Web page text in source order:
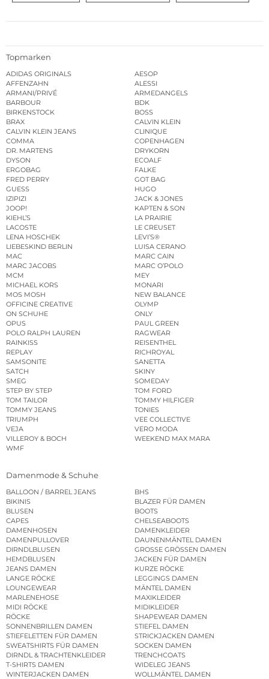
Topmarken
ADIDAS ORIGINALS
AESOP
AFFENZAHN
ALESSI
ARMANI/PRIVÉ
ARMEDANGELS
BARBOUR
BDK
BIRKENSTOCK
BOSS
BRAX
CALVIN KLEIN
CALVIN KLEIN JEANS
CLINIQUE
COMMA
COPENHAGEN
DR. MARTENS
DRYKORN
DYSON
ECOALF
ERGOBAG
FALKE
FRED PERRY
GOT BAG
GUESS
HUGO
IZIPIZI
JACK & JONES
JOOP!
KAPTEN & SON
KIEHL’S
LA PRAIRIE
LACOSTE
LE CREUSET
LENA HOSCHEK
LEVI’S®
LIEBESKIND BERLIN
LUISA CERANO
MAC
MARC CAIN
MARC JACOBS
MARC O’POLO
MCM
MEY
MICHAEL KORS
MONARI
MOS MOSH
NEW BALANCE
OFFICINE CREATIVE
OLYMP
ON SCHUHE
ONLY
OPUS
PAUL GREEN
POLO RALPH LAUREN
RAGWEAR
RAINKISS
REISENTHEL
REPLAY
RICHROYAL
SAMSONITE
SANETTA
SATCH
SKINY
SMEG
SOMEDAY
STEP BY STEP
TOM FORD
TOM TAILOR
TOMMY HILFIGER
TOMMY JEANS
TONIES
TRIUMPH
VEE COLLECTIVE
VEJA
VERO MODA
VILLEROY & BOCH
WEEKEND MAX MARA
WMF
Damenmode & Schuhe
BALLOON / BARREL JEANS
BHS
BIKINIS
BLAZER FÜR DAMEN
BLUSEN
BOOTS
CAPES
CHELSEABOOTS
DAMENHOSEN
DAMENKLEIDER
DAMENPULLOVER
DAUNENMÄNTEL DAMEN
DIRNDLBLUSEN
GROSSE GRÖSSEN DAMEN
HEMDBLUSEN
JACKEN FÜR DAMEN
JEANS DAMEN
KURZE RÖCKE
LANGE RÖCKE
LEGGINGS DAMEN
LOUNGEWEAR
MÄNTEL DAMEN
MARLENEHOSE
MAXIKLEIDER
MIDI RÖCKE
MIDIKLEIDER
RÖCKE
SHAPEWEAR DAMEN
SONNENBRILLEN DAMEN
STIEFEL DAMEN
STIEFELETTEN FÜR DAMEN
STRICKJACKEN DAMEN
SWEATSHIRTS FÜR DAMEN
SOCKEN DAMEN
DIRNDL & TRACHTENKLEIDER
TRENCHCOATS
T-SHIRTS DAMEN
WIDELEG JEANS
WINTERJACKEN DAMEN
WOLLMÄNTEL DAMEN